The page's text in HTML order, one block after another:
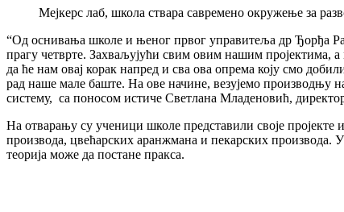
Мејкерс лаб, школа ствара савремено окружење за
“Од оснивања школе и њеног првог управитеља др Ђорђа
прагу четврте. Захваљујући свим овим нашим пројектима, а
да ће нам овај корак напред и сва ова опрема коју смо
рад наше мале баште. На ове начине, везујемо производњу
систему, са поносом истиче Светлана Младеновић,
На отварању су ученици школе представили своје
производа, цвећарских аранжмана и пекарских
теорија може да постане пракса.